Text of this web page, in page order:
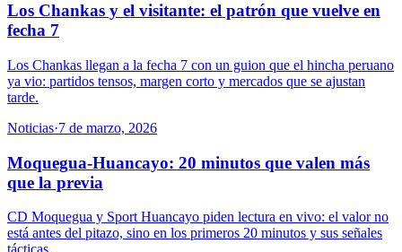
Los Chankas y el visitante: el patrón que vuelve en
fecha 7
Los Chankas llegan a la fecha 7 con un guion que el hincha peruano
ya vio: partidos tensos, margen corto y mercados que se ajustan
tarde.
Noticias·7 de marzo, 2026
Moquegua-Huancayo: 20 minutos que valen más
que la previa
CD Moquegua y Sport Huancayo piden lectura en vivo: el valor no
está antes del pitazo, sino en los primeros 20 minutos y sus señales